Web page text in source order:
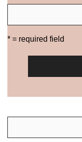
* = required field